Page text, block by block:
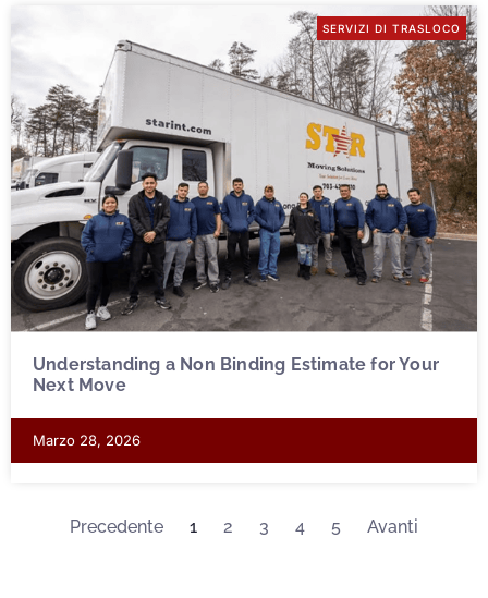
SERVIZI DI TRASLOCO
Understanding a Non Binding Estimate for Your
Next Move
Marzo 28, 2026
Precedente 1 2 3 4 5 Avanti